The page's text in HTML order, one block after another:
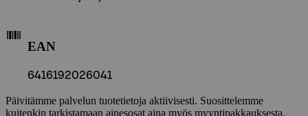
EAN
6416192026041
Päivitämme palvelun tuotetietoja aktiivisesti. Suosittelemme
kuitenkin tarkistamaan ainesosat aina myös myyntipakkauksesta.